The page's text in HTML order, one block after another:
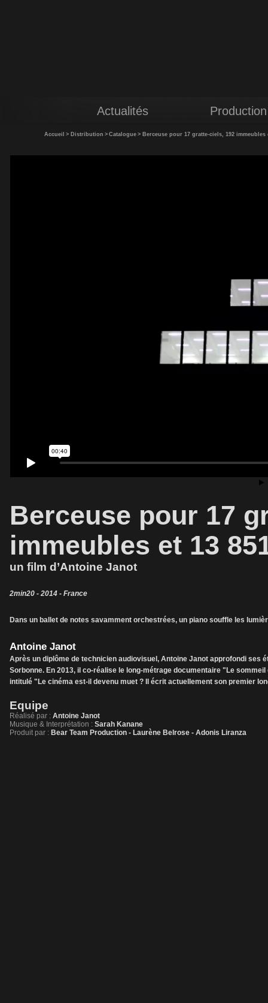
Actualités Production
Accueil > Distribution > Catalogue > Berceuse pour 17 gratte-ciels, 192 immeubles
Berceuse pour 17
immeubles et 13
un film d’Antoine Janot
2min20 - 2014 - France
Dans un ballet de notes savamment orchestrées, un piano souffle les
Antoine Janot
Après un diplôme de technicien audiovisuel, Antoine Janot approfondi ses
Sorbonne. En 2013, il co-réalise le long-métrage documentaire "Le
intitulé "Le cinéma est-il devenu muet ? Il écrit actuellement son premier
Equipe
Réalisé par : Antoine Janot
Musique & Interprétation : Sarah Kanane
Produit par : Bear Team Production - Laurène Belrose - Adonis Liranza